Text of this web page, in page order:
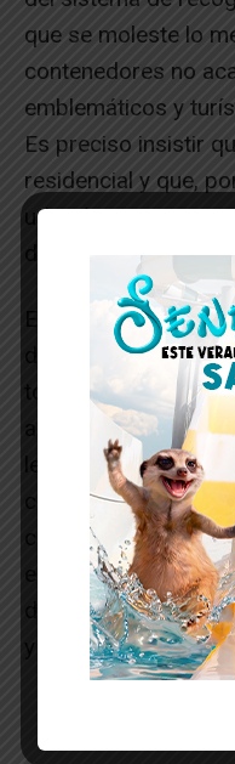
que se moleste lo
contenedores no
emblemáticos y
Es preciso insistir
residencial y que,
urbanísticas, tiene
diferenciado al del
El Pacto por la
debe estar no solo
todos los partidos
al máximo en su
lento que cunde el
cree en la
casco histórico los
elijamos y que
de Residuos han
y no propiciar su